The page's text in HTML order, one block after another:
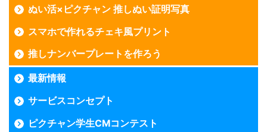
ぬい活×ピクチャン 推しぬい証明写真
スマホで作れるチェキ風プリント
推しナンバープレートを作ろう
最新情報
サービスコンセプト
ピクチャン学生CMコンテスト